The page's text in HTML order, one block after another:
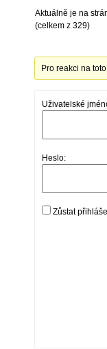
Aktuálně je na
(celkem z 329)
Pro reakci na
Uživatelské
Heslo:
Zůstat